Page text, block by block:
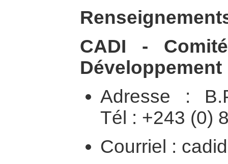
CADI -
Développement
Adresse :
Tél : +243 (0)
Courriel :